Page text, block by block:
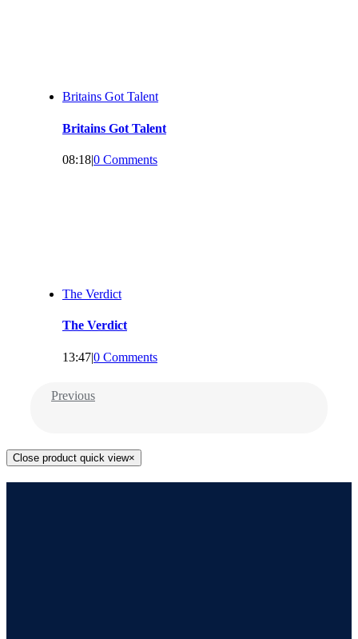
Britains Got Talent
Britains Got Talent
08:18|0 Comments
The Verdict
The Verdict
13:47|0 Comments
Previous
Close product quick view×